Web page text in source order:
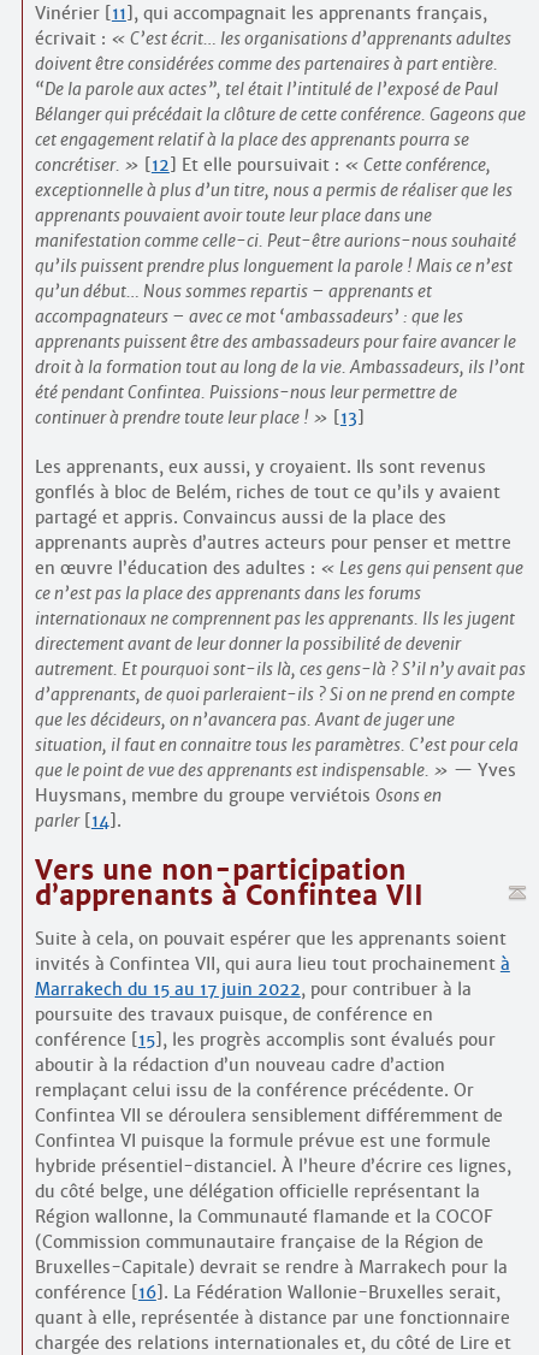
Vinérier[11], qui accompagnait les apprenants français,
écrivait :
C’est écrit… les organisations d’apprenants adultes
doivent être considérées comme des partenaires à part entière.
“De la parole aux actes”, tel était l’intitulé de l’exposé de Paul
Bélanger qui précédait la clôture de cette conférence. Gageons que
cet engagement relatif à la place des apprenants pourra se
concrétiser.
[12] Et elle poursuivait :
Cette conférence,
exceptionnelle à plus d’un titre, nous a permis de réaliser que les
apprenants pouvaient avoir toute leur place dans une
manifestation comme celle-ci. Peut-être aurions-nous souhaité
qu’ils puissent prendre plus longuement la parole ! Mais ce n’est
qu’un début… Nous sommes repartis – apprenants et
accompagnateurs – avec ce mot ‘ambassadeurs’ : que les
apprenants puissent être des ambassadeurs pour faire avancer le
droit à la formation tout au long de la vie. Ambassadeurs, ils l’ont
été pendant Confintea. Puissions-nous leur permettre de
continuer à prendre toute leur place !
[13]
Les apprenants, eux aussi, y croyaient. Ils sont revenus
gonflés à bloc de Belém, riches de tout ce qu’ils y avaient
partagé et appris. Convaincus aussi de la place des
apprenants auprès d’autres acteurs pour penser et mettre
en œuvre l’éducation des adultes :
Les gens qui pensent que
ce n’est pas la place des apprenants dans les forums
internationaux ne comprennent pas les apprenants. Ils les jugent
directement avant de leur donner la possibilité de devenir
autrement. Et pourquoi sont-ils là, ces gens-là ? S’il n’y avait pas
d’apprenants, de quoi parleraient-ils ? Si on ne prend en compte
que les décideurs, on n’avancera pas. Avant de juger une
situation, il faut en connaitre tous les paramètres. C’est pour cela
que le point de vue des apprenants est indispensable.
— Yves
Huysmans, membre du groupe verviétois Osons en
parler[14].
Vers une non-participation
d’apprenants à Confintea VII
Suite à cela, on pouvait espérer que les apprenants soient
invités à Confintea VII, qui aura lieu tout prochainement à
Marrakech du 15 au 17 juin 2022, pour contribuer à la
poursuite des travaux puisque, de conférence en
conférence [15], les progrès accomplis sont évalués pour
aboutir à la rédaction d’un nouveau cadre d’action
remplaçant celui issu de la conférence précédente. Or
Confintea VII se déroulera sensiblement différemment de
Confintea VI puisque la formule prévue est une formule
hybride présentiel-distanciel. À l’heure d’écrire ces lignes,
du côté belge, une délégation officielle représentant la
Région wallonne, la Communauté flamande et la COCOF
(Commission communautaire française de la Région de
Bruxelles-Capitale) devrait se rendre à Marrakech pour la
conférence [16]. La Fédération Wallonie-Bruxelles serait,
quant à elle, représentée à distance par une fonctionnaire
chargée des relations internationales et, du côté de Lire et